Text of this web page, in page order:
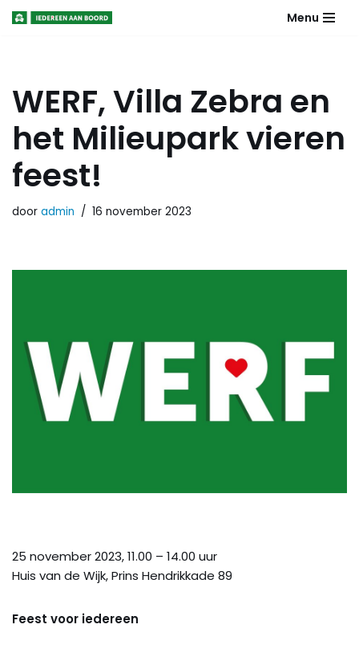
inhoud
Menu
WERF, Villa Zebra en
het Milieupark vieren
feest!
door admin 16 november 2023
25 november 2023, 11.00 – 14.00 uur
Huis van de Wijk, Prins Hendrikkade 89
Feest voor iedereen